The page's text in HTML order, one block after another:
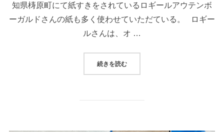
知県梼原町にて紙すきをされているロギールアウテンボ
ーガルドさんの紙も多く使わせていただている。 ロギー
ルさんは、オ …
続きを読む